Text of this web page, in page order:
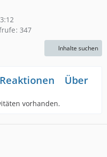
347
Inhalte suchen
Reaktionen Über
vorhanden.